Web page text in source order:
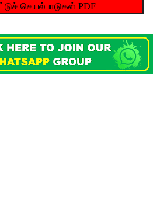
செயல்பாடுகள் PDF